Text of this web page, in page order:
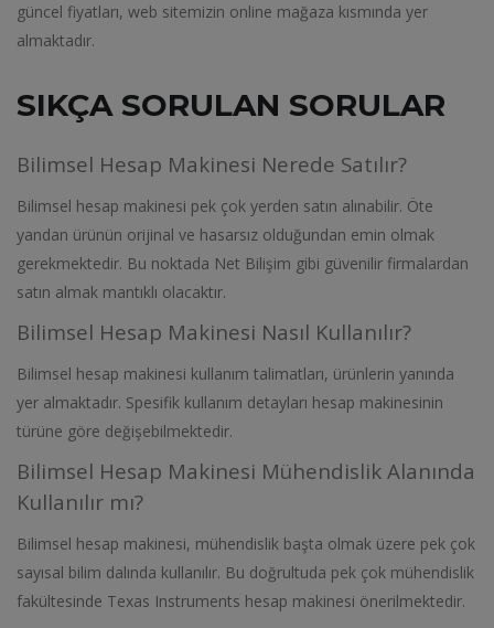
güncel fiyatları, web sitemizin online mağaza kısmında yer
almaktadır.
SIKÇA SORULAN SORULAR
Bilimsel Hesap Makinesi Nerede Satılır?
Bilimsel hesap makinesi pek çok yerden satın alınabilir. Öte
yandan ürünün orijinal ve hasarsız olduğundan emin olmak
gerekmektedir. Bu noktada Net Bilişim gibi güvenilir firmalardan
satın almak mantıklı olacaktır.
Bilimsel Hesap Makinesi Nasıl Kullanılır?
Bilimsel hesap makinesi kullanım talimatları, ürünlerin yanında
yer almaktadır. Spesifik kullanım detayları hesap makinesinin
türüne göre değişebilmektedir.
Bilimsel Hesap Makinesi Mühendislik Alanında
Kullanılır mı?
Bilimsel hesap makinesi, mühendislik başta olmak üzere pek çok
sayısal bilim dalında kullanılır. Bu doğrultuda pek çok mühendislik
fakültesinde Texas Instruments hesap makinesi önerilmektedir.